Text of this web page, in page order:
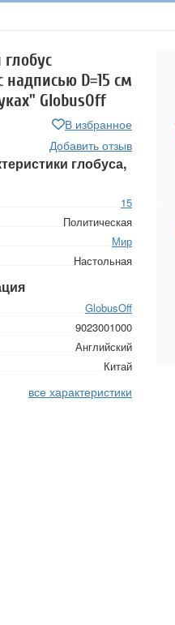
надписью D=15 см
GlobusOff
В избранное
Добавить отзыв
глобуса,
15
Политическая
Мир
Настольная
GlobusOff
9023001000
Английский
Китай
все характеристики